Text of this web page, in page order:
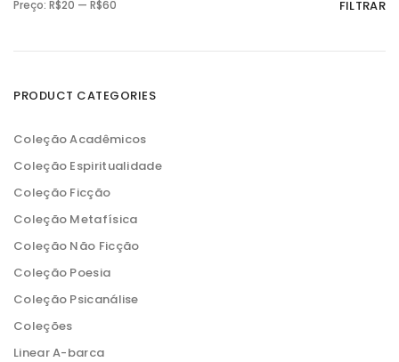
r
o
n
i
r
o
x
i
FILTRAR
Preço: R$20 — R$60
PRODUCT CATEGORIES
Coleção Acadêmicos
Coleção Espiritualidade
Coleção Ficção
Coleção Metafísica
Coleção Não Ficção
Coleção Poesia
Coleção Psicanálise
Coleções
Linear A-barca